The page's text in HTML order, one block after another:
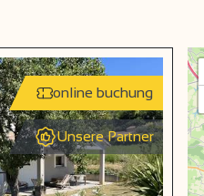
online buchung
Unsere Partner